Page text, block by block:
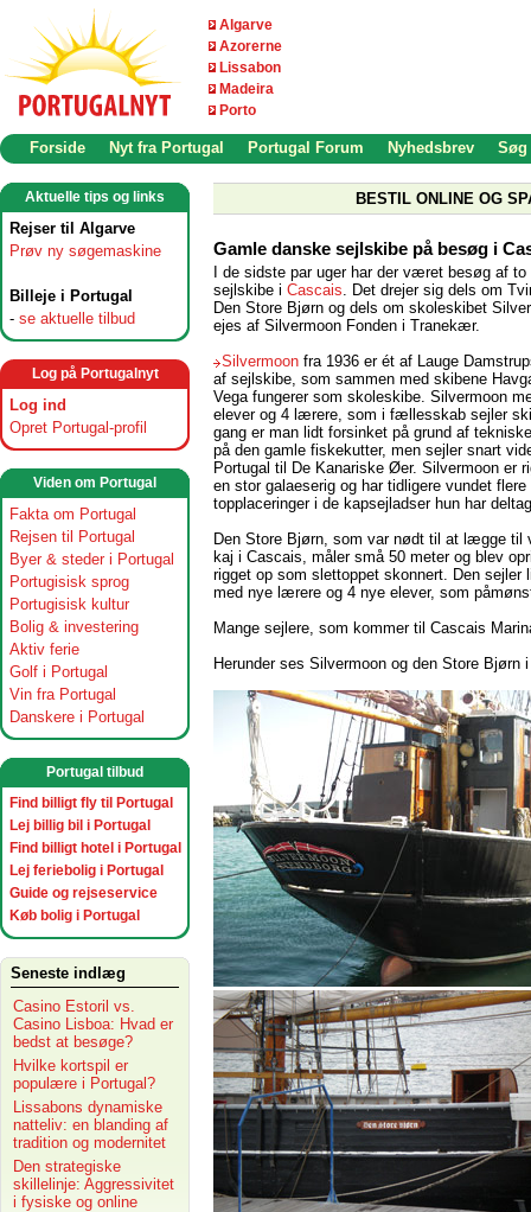
Algarve
Azorerne
Lissabon
Madeira
Porto
Forside Nyt fra Portugal Portugal Forum Nyhedsbrev Søg
Aktuelle tips og links
Rejser til Algarve
Prøv ny søgemaskine
Billeje i Portugal
- se aktuelle tilbud
Log på Portugalnyt
Log ind
Opret Portugal-profil
Viden om Portugal
Fakta om Portugal
Rejsen til Portugal
Byer & steder i Portugal
Portugisisk sprog
Portugisisk kultur
Bolig & investering
Aktiv ferie
Golf i Portugal
Vin fra Portugal
Danskere i Portugal
Portugal tilbud
Find billigt fly til Portugal
Lej billig bil i Portugal
Find billigt hotel i Portugal
Lej feriebolig i Portugal
Guide og rejseservice
Køb bolig i Portugal
Seneste indlæg
Casino Estoril vs.
Casino Lisboa: Hvad er
bedst at besøge?
Hvilke kortspil er
populære i Portugal?
Lissabons dynamiske
natteliv: en blanding af
tradition og modernitet
Den strategiske
skillelinje: Aggressivitet
i fysiske og online
BESTIL ONLINE OG
Gamle danske sejlskibe på besøg i
I de sidste par uger har der været besøg af to
sejlskibe i Cascais . Det drejer sig dels om
Den Store Bjørn og dels om skoleskibet
ejes af Silvermoon Fonden i Tranekær.
Silvermoon fra 1936 er ét af Lauge
af sejlskibe, som sammen med skibene
Vega fungerer som skoleskibe. Silvermoon
elever og 4 lærere, som i fællesskab sejler
gang er man lidt forsinket på grund af
på den gamle fiskekutter, men sejler snart
Portugal til De Kanariske Øer. Silvermoon er
en stor galaeserig og har tidligere vundet flere
topplaceringer i de kapsejladser hun har
Den Store Bjørn, som var nødt til at lægge til
kaj i Cascais, måler små 50 meter og blev
rigget op som slettoppet skonnert. Den
med nye lærere og 4 nye elever, som
Mange sejlere, som kommer til Cascais
Herunder ses Silvermoon og den Store Bjørn